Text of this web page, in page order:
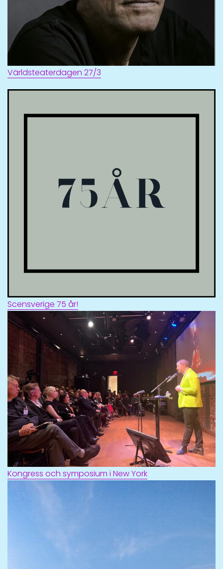
Världsteaterdagen 27/3
Scensverige 75 år!
Kongress och symposium i New York